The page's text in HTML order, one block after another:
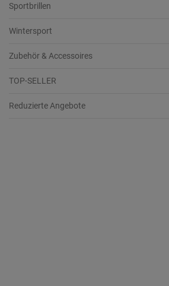
Sportbrillen
Wintersport
Zubehör & Accessoires
TOP-SELLER
Reduzierte Angebote